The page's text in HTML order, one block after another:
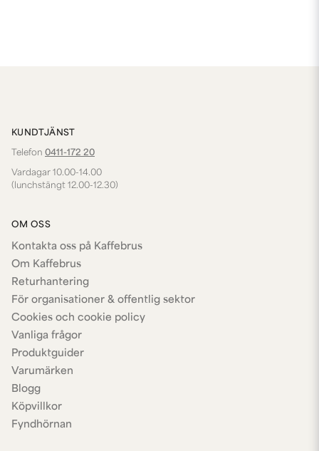
KUNDTJÄNST
Telefon 0411-172 20
Vardagar 10.00-14.00
(lunchstängt 12.00-12.30)
OM OSS
Kontakta oss på Kaffebrus
Om Kaffebrus
Returhantering
För organisationer & offentlig sektor
Cookies och cookie policy
Vanliga frågor
Produktguider
Varumärken
Blogg
Köpvillkor
Fyndhörnan